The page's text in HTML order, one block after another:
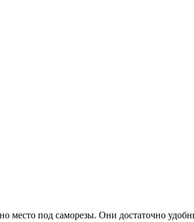
место под саморезы. Они достаточно